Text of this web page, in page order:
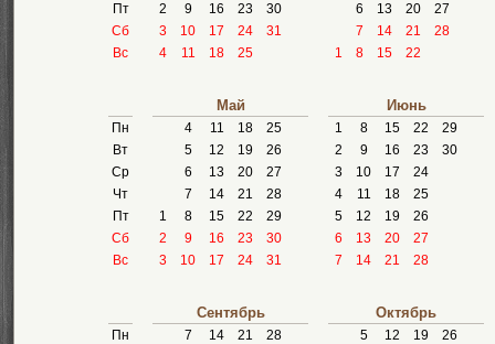
Пт
Сб
Вс
2
9 16 23
30
3
10 17 24
31
4
11 18 25
6
13 20
27
7
14 21
28
1
8 15 22
Пн
Вт
Ср
Чт
Пт
Сб
Вс
Май
4 11 18
25
5
12 19
26
6
13 20
27
7
14 21
28
1
8 15 22
29
2
9 16 23
30
3
10 17 24 31
Июнь
1 8 15 22
29
2
9 16 23
30
3
10 17
24
4
11 18
25
5
12 19
26
6
13 20
27
7
14 21 28
Пн
Сентябрь
7 14 21
28
Октябрь
5 12 19
26